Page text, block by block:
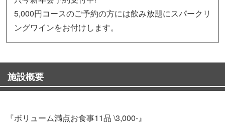
5,000円コースのご予約の方には飲み放題にスパークリ
ングワインをお付けします。
施設概要
『ボリューム満点お食事11品 \3,000-』